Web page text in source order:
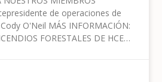
de operaciones de
O'Neil MÁS INFORMACIÓN:
FORESTALES DE HCE
nuestros más de 46,500